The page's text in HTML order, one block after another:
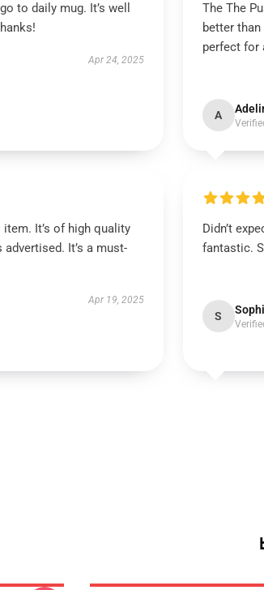
to daily mug. It’s well
Apr 24, 2025
The The
better than
perfect for
A
It’s of high quality
It’s a must-
Apr 19, 2025
Didn’t
fantastic.
S